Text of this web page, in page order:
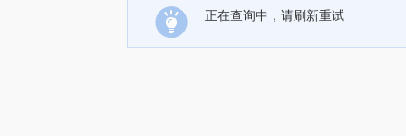
正在查询中，请刷新重试